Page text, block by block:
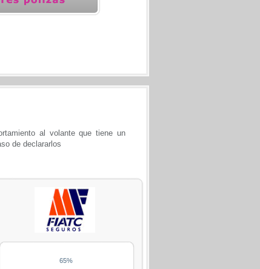
al volante que tiene un
de declararlos
65%